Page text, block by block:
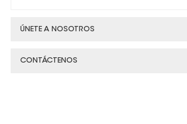
ÚNETE A NOSOTROS
CONTÁCTENOS